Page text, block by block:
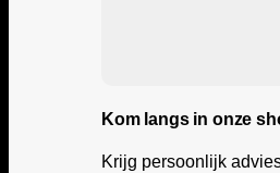
Kom langs in onze
Krijg persoonlijk